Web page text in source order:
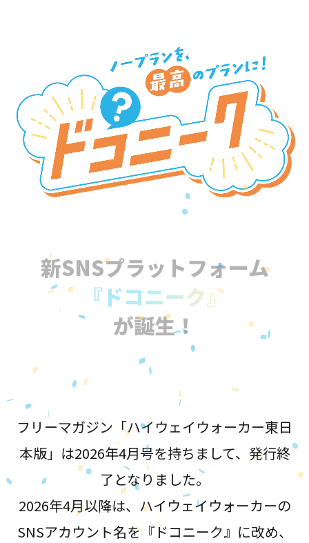
新SNSプラットフォーム
『ドコニーク』
が誕生！
フリーマガジン「ハイウェイウォーカー東日
本版」は2026年4月号を持ちまして、発行終
了となりました。
2026年4月以降は、ハイウェイウォーカーの
SNSアカウント名を『ドコニーク』に改め、